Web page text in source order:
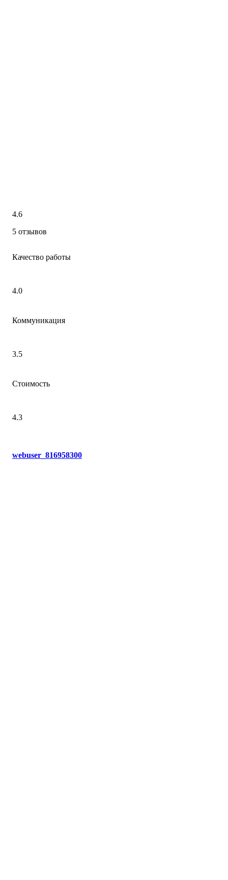
4.6
5 отзывов
Качество работы
4.0
Коммуникация
3.5
Стоимость
4.3
webuser_816958300